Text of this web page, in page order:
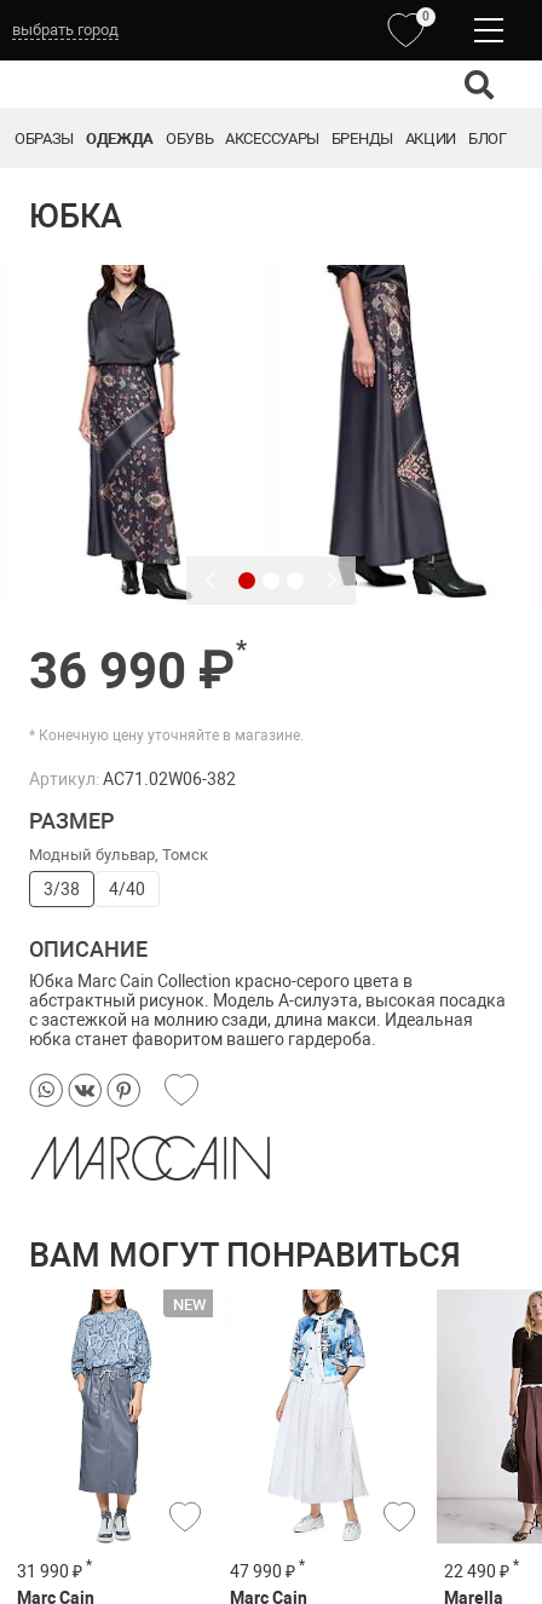
выбрать город
0
ОБРАЗЫ ОДЕЖДА ОБУВЬ АКСЕССУАРЫ БРЕНДЫ АКЦИИ БЛОГ
ЮБКА
36 990 ₽*
* Конечную цену уточняйте в магазине.
Артикул:AC71.02W06-382
РАЗМЕР
Модный бульвар, Томск
3/38 4/40
ОПИСАНИЕ
Юбка Marc Cain Collection красно-серого цвета в
абстрактный рисунок. Модель А-силуэта, высокая посадка
с застежкой на молнию сзади, длина макси. Идеальная
юбка станет фаворитом вашего гардероба.
ВАМ МОГУТ ПОНРАВИТЬСЯ
31 990 ₽ *
Marc Cain
47 990 ₽ *
Marc Cain
22 490 ₽ *
Marella